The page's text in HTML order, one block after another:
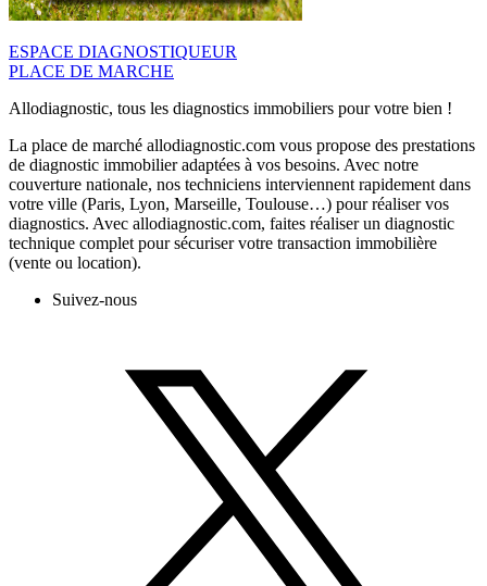
ESPACE DIAGNOSTIQUEUR
PLACE DE MARCHE
Allodiagnostic, tous les diagnostics immobiliers pour votre bien !
La place de marché allodiagnostic.com vous propose des prestations
de diagnostic immobilier adaptées à vos besoins. Avec notre
couverture nationale, nos techniciens interviennent rapidement dans
votre ville (Paris, Lyon, Marseille, Toulouse…) pour réaliser vos
diagnostics. Avec allodiagnostic.com, faites réaliser un diagnostic
technique complet pour sécuriser votre transaction immobilière
(vente ou location).
Suivez-nous